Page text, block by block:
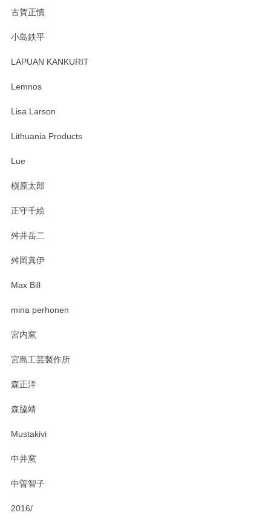
す。 素敵な湯呑みでとても気に入りました。 発送も早く、
たm(_)m
います。無事に届いたようで安心いたしまし
おかけしました。 ありがとうございます。
古賀正慎
小島鉄平
LAPUAN KANKURIT
Lemnos
Lisa Larson
Lithuania Products
Lue
槇原太郎
正守千絵
舛井岳二
舛岡真伊
Max Bill
mina perhonen
宮内窯
宮島工芸製作所
森正洋
森脇靖
Mustakivi
中井窯
中曽智子
2016/